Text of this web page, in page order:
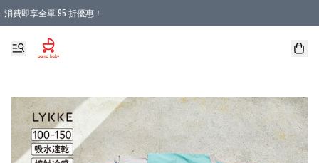
消費即享全單 95 折優惠！
購物滿 HKD 900.00即享免運費優惠！（適用於 本地送貨、本地取貨 )